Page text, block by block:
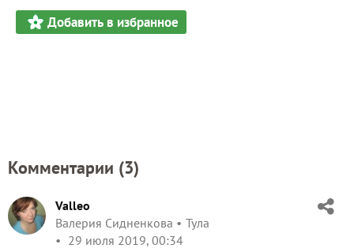
Добавить в избранное
Комментарии (3)
Valleo
Валерия Сидненкова
Тула
29 июля 2019, 00:34